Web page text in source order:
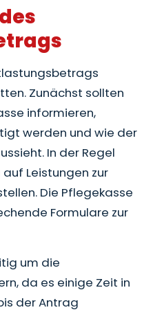
Zunächst sollten
informieren,
werden und wie der
In der Regel
Leistungen zur
Die Pflegekasse
Formulare zur
um die
da es einige Zeit in
der Antrag